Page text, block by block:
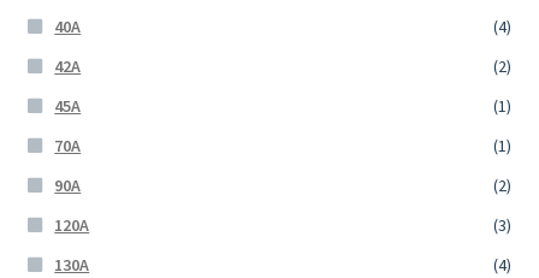
40A
(4)
42A
(2)
45A
(1)
70A
(1)
90A
(2)
120A
(3)
130A
(4)